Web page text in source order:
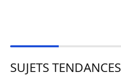
SUJETS TENDANCES